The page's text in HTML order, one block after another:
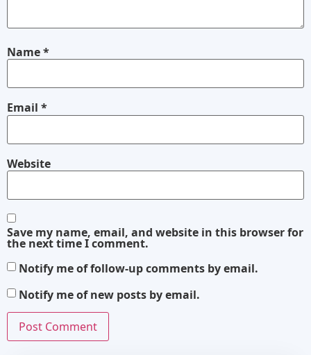
Name*
Email *
Website
Save my name, email, and website in this browser for
the next time I comment.
Notify me of follow-up comments by email.
Notify me of new posts by email.